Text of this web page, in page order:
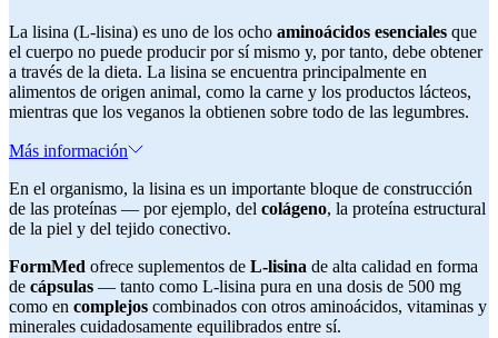
La lisina (L-lisina) es uno de los ocho aminoácidos esenciales que
el cuerpo no puede producir por sí mismo y, por tanto, debe obtener
a través de la dieta. La lisina se encuentra principalmente en
alimentos de origen animal, como la carne y los productos lácteos,
mientras que los veganos la obtienen sobre todo de las legumbres.
Más información
En el organismo, la lisina es un importante bloque de construcción
de las proteínas — por ejemplo, del colágeno, la proteína estructural
de la piel y del tejido conectivo.
FormMed ofrece suplementos de L-lisina de alta calidad en forma
de cápsulas — tanto como L-lisina pura en una dosis de 500 mg
como en complejos combinados con otros aminoácidos, vitaminas y
minerales cuidadosamente equilibrados entre sí.